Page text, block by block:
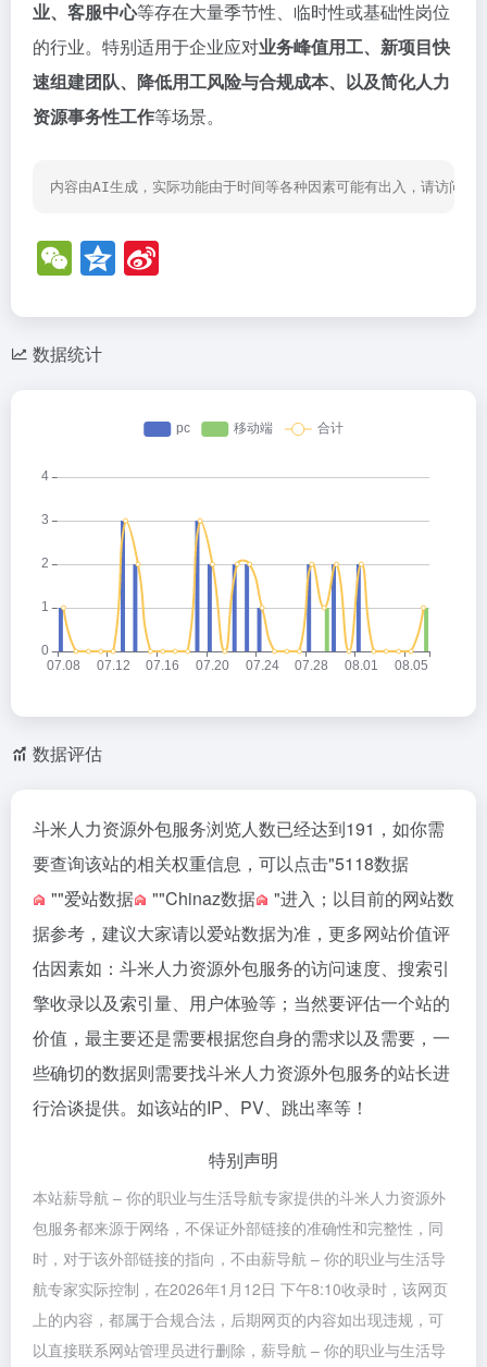
业、客服中心等存在大量季节性、临时性或基础性岗位
的行业。特别适用于企业应对业务峰值用工、新项目快
速组建团队、降低用工风险与合规成本、以及简化人力
资源事务性工作等场景。
内容由AI生成，实际功能由于时间等各种因素可能有出入，请访问网
W
e
C
h
Q
z
o a
b
o
数据统计
数据评估
斗米人力资源外包服务浏览人数已经达到191，如你需
要查询该站的相关权重信息，可以点击"5118数据
""爱站数据 ""Chinaz数据
"进入；以目前的网站数
据参考，建议大家请以爱站数据为准，更多网站价值评
估因素如：斗米人力资源外包服务的访问速度、搜索引
擎收录以及索引量、用户体验等；当然要评估一个站的
价值，最主要还是需要根据您自身的需求以及需要，一
些确切的数据则需要找斗米人力资源外包服务的站长进
行洽谈提供。如该站的IP、PV、跳出率等！
特别声明
本站薪导航 – 你的职业与生活导航专家提供的斗米人力资源外
包服务都来源于网络，不保证外部链接的准确性和完整性，同
时，对于该外部链接的指向，不由薪导航 – 你的职业与生活导
航专家实际控制，在2026年1月12日 下午8:10收录时，该网页
上的内容，都属于合规合法，后期网页的内容如出现违规，可
以直接联系网站管理员进行删除，薪导航 – 你的职业与生活导